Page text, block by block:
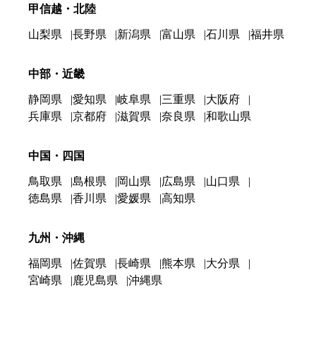
甲信越・北陸
山梨県 長野県 新潟県 富山県 石川県 福井県
中部・近畿
静岡県 愛知県 岐阜県 三重県
大阪府
兵庫県
京都府 滋賀県 奈良県 和歌山県
中国・四国
鳥取県 島根県 岡山県 広島県
山口県
徳島県
香川県 愛媛県 高知県
九州・沖縄
福岡県 佐賀県 長崎県 熊本県
大分県
宮崎県
鹿児島県 沖縄県